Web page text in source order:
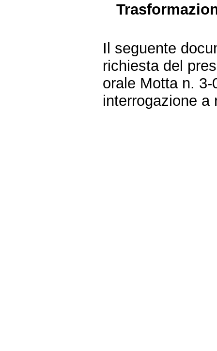
Il seguente
richiesta del
orale Motta n.
interrogazione a